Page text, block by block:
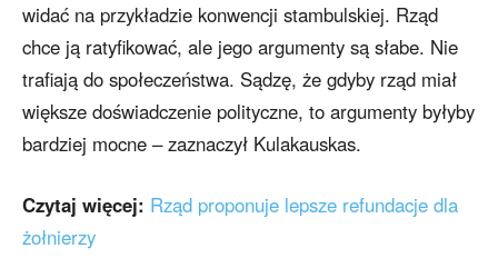
widać na przykładzie konwencji stambulskiej. Rząd
chce ją ratyfikować, ale jego argumenty są słabe. Nie
trafiają do społeczeństwa. Sądzę, że gdyby rząd miał
większe doświadczenie polityczne, to argumenty byłyby
bardziej mocne – zaznaczył Kulakauskas.
Czytaj więcej: Rząd proponuje lepsze refundacje dla
żołnierzy